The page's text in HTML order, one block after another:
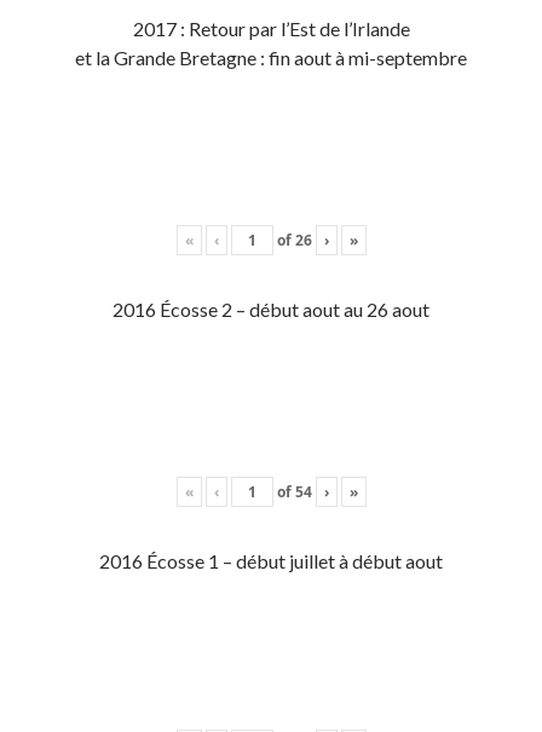
2017 : Retour par l’Est de l’Irlande
et la Grande Bretagne : fin aout à mi-septembre
« ‹ of26 › »
2016 Écosse 2 – début aout au 26 aout
« ‹ of54 › »
2016 Écosse 1 – début juillet à début aout